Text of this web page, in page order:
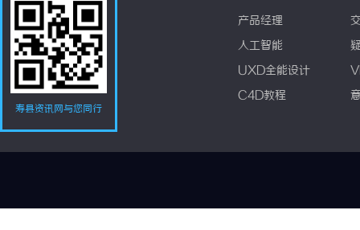
寿县资讯网与您同行
产品经理
人工智能
UXD全能设计
C4D教程